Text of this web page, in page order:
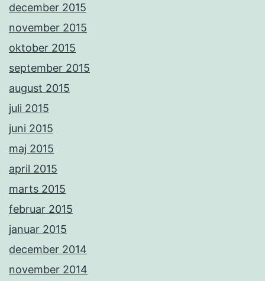
december 2015
november 2015
oktober 2015
september 2015
august 2015
juli 2015
juni 2015
maj 2015
april 2015
marts 2015
februar 2015
januar 2015
december 2014
november 2014